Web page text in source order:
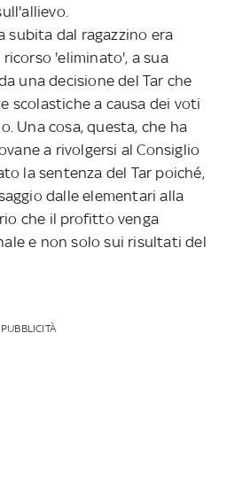
dal ragazzino era
'eliminato', a sua
una decisione del Tar che
scolastiche a causa dei voti
Una cosa, questa, che ha
a rivolgersi al Consiglio
la sentenza del Tar poiché,
dalle elementari alla
che il profitto venga
e non solo sui risultati del
PUBBLICITÀ